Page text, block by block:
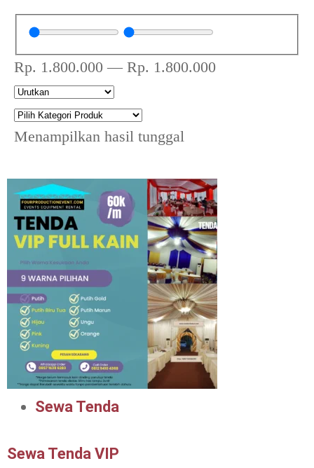
Rp. 1.800.000 — Rp. 1.800.000
Menampilkan hasil tunggal
Sewa Tenda
Sewa Tenda VIP